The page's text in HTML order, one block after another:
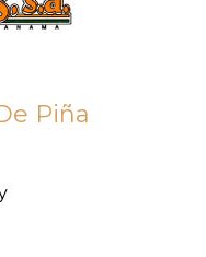
Piña